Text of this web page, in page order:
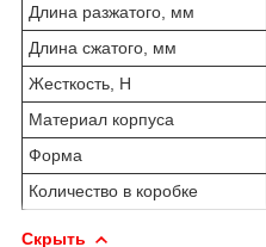
Длина разжатого, мм
Длина сжатого, мм
Жесткость, Н
Материал корпуса
Форма
Количество в коробке
Скрыть